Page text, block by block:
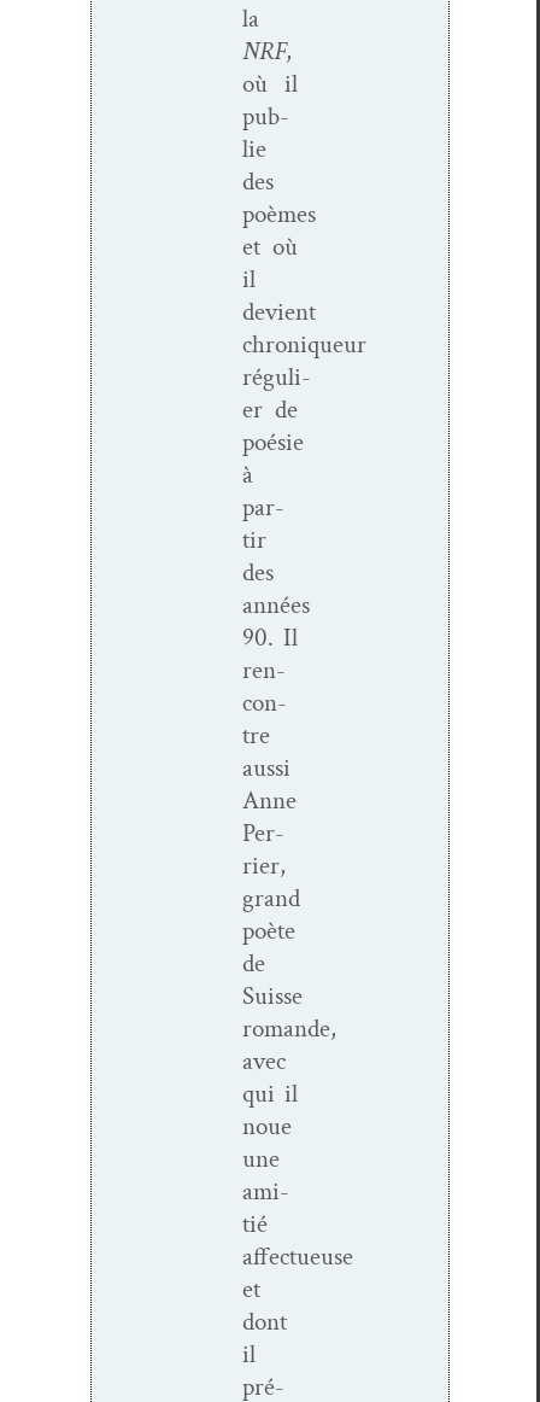
la
NRF,
où il
pub­
lie
des
poèmes
et où
il
devient
chroniqueur
réguli­
er de
poésie
à
par­
tir
des
années
90. Il
ren­
con­
tre
aus­si
Anne
Per­
ri­er,
grand
poète
de
Suisse
romande,
avec
qui il
noue
une
ami­
tié
affectueuse
et
dont
il
pré­